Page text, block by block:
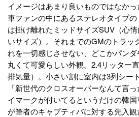
イメージはあまり良いものではなか
車ファンの中にあるステレオタイプ
は掛け離れたミッドサイズSUV（心
いサイズ）。それまでのGMのトラッ
れを一切感じさせない、どこかパン
丸くて可愛らしい外観。2.4リッター
排気量）。小さい割に室内は3列シー
「新世代のクロスオーバーなんて言
イマークが付いてるというだけの韓
が筆者のキャプティバに対する先入観